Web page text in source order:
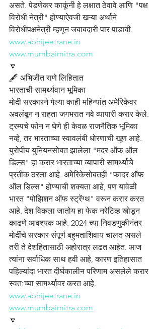
असते. पेडणेकर काकूंनी हे लक्षात ठेवावे आणि "पक्ष
विरोधी नेत्री" होण्याऐवजी खऱ्या अर्थाने
विरोधीपक्षनेत्री म्हणून जबाबदारी पार पाडावी.
www.abhijeetrane.in
www.mumbaimitra.com
🔽
🖋️ अभिजीत राणे लिहितात
भारताची सामर्थ्यवान भूमिका
मोदी सरकारने गेल्या काही महिन्यांत अमेरिकेवर
अवलंबून न राहता जगभरात नवे व्यापारी करार केले.
ट्रम्पचे फोन न घेणे ही केवळ राजनैतिक भूमिका
नव्हे, तर भारताच्या स्वावलंबी धोरणाची खूण आहे.
युरोपीय युनियनसोबत झालेला "मदर ऑफ ऑल
डिल्स" हा करार भारताच्या व्यापारी सामर्थ्याचे
प्रतीक ठरला आहे. अमेरिकेसोबतही "फादर ऑफ
ऑल डिल्स" होण्याची शक्यता आहे, पण यावेळी
भारत "पोझिशन ऑफ स्ट्रेंग्थ" वरून करार करत
आहे. देश विकला जातोय हा फेक नरेटिव्ह खोडून
काढणे आवश्यक आहे. 2024 च्या निवडणुकीनंतर
मोदींचे सरकार संपूर्ण बहुमताशिवाय चालत असले
तरी ते देशहितासाठी अहोरात्र लढत आहेत. आज
त्यांना सर्वाधिक साथ हवी आहे, कारण इतिहासात
पहिल्यांदा भारत दीर्घकालीन परिणाम असलेले करार
स्वतःच्या सामर्थ्यावर करत आहे.
www.abhijeetrane.in
www.mumbaimitra.com
🔽